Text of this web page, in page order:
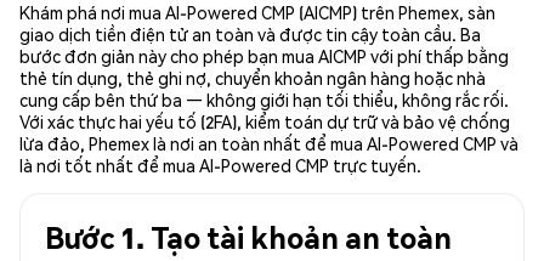
Khám phá nơi mua AI-Powered CMP (AICMP) trên Phemex, sàn
giao dịch tiền điện tử an toàn và được tin cậy toàn cầu. Ba
bước đơn giản này cho phép bạn mua AICMP với phí thấp bằng
thẻ tín dụng, thẻ ghi nợ, chuyển khoản ngân hàng hoặc nhà
cung cấp bên thứ ba — không giới hạn tối thiểu, không rắc rối.
Với xác thực hai yếu tố (2FA), kiểm toán dự trữ và bảo vệ chống
lừa đảo, Phemex là nơi an toàn nhất để mua AI-Powered CMP và
là nơi tốt nhất để mua AI-Powered CMP trực tuyến.
Bước 1. Tạo tài khoản an toàn